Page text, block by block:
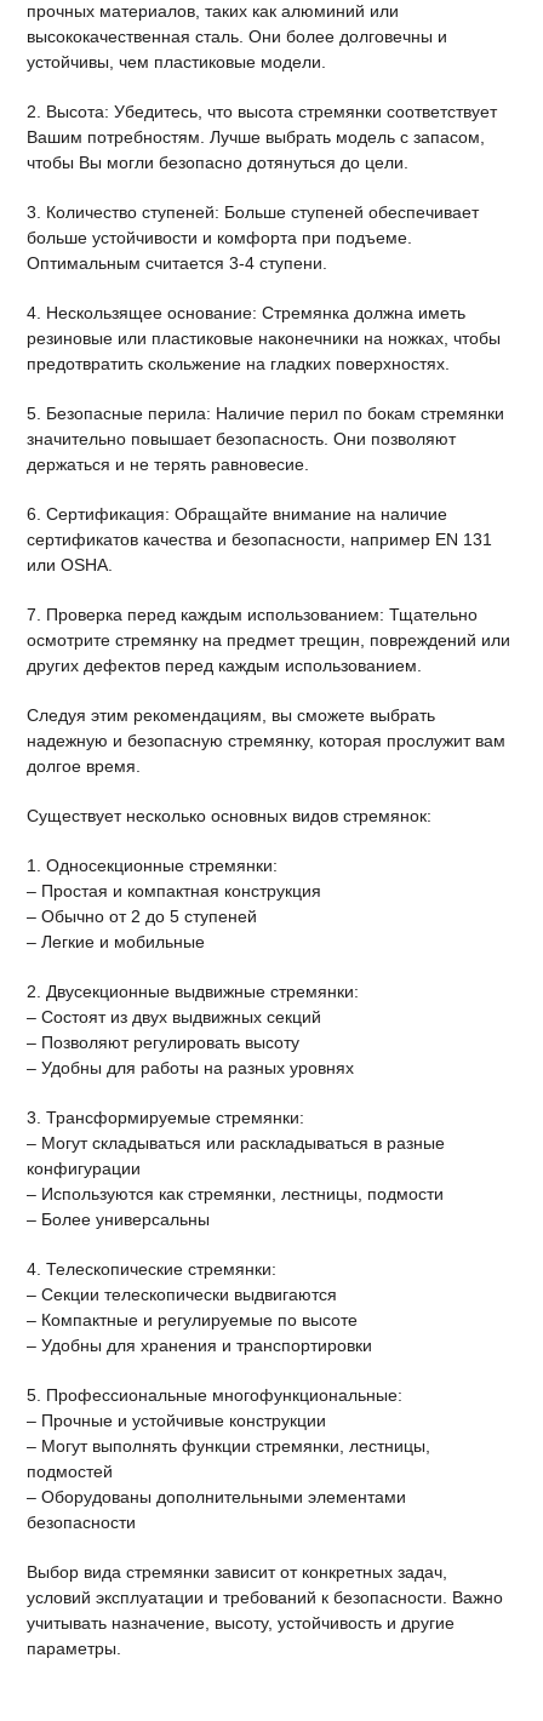
прочных материалов, таких как алюминий или
высококачественная сталь. Они более долговечны и
устойчивы, чем пластиковые модели.
2. Высота: Убедитесь, что высота стремянки соответствует
Вашим потребностям. Лучше выбрать модель с запасом,
чтобы Вы могли безопасно дотянуться до цели.
3. Количество ступеней: Больше ступеней обеспечивает
больше устойчивости и комфорта при подъеме.
Оптимальным считается 3-4 ступени.
4. Нескользящее основание: Стремянка должна иметь
резиновые или пластиковые наконечники на ножках, чтобы
предотвратить скольжение на гладких поверхностях.
5. Безопасные перила: Наличие перил по бокам стремянки
значительно повышает безопасность. Они позволяют
держаться и не терять равновесие.
6. Сертификация: Обращайте внимание на наличие
сертификатов качества и безопасности, например EN 131
или OSHA.
7. Проверка перед каждым использованием: Тщательно
осмотрите стремянку на предмет трещин, повреждений или
других дефектов перед каждым использованием.
Следуя этим рекомендациям, вы сможете выбрать
надежную и безопасную стремянку, которая прослужит вам
долгое время.
Существует несколько основных видов стремянок:
1. Односекционные стремянки:
– Простая и компактная конструкция
– Обычно от 2 до 5 ступеней
– Легкие и мобильные
2. Двусекционные выдвижные стремянки:
– Состоят из двух выдвижных секций
– Позволяют регулировать высоту
– Удобны для работы на разных уровнях
3. Трансформируемые стремянки:
– Могут складываться или раскладываться в разные
конфигурации
– Используются как стремянки, лестницы, подмости
– Более универсальны
4. Телескопические стремянки:
– Секции телескопически выдвигаются
– Компактные и регулируемые по высоте
– Удобны для хранения и транспортировки
5. Профессиональные многофункциональные:
– Прочные и устойчивые конструкции
– Могут выполнять функции стремянки, лестницы,
подмостей
– Оборудованы дополнительными элементами
безопасности
Выбор вида стремянки зависит от конкретных задач,
условий эксплуатации и требований к безопасности. Важно
учитывать назначение, высоту, устойчивость и другие
параметры.